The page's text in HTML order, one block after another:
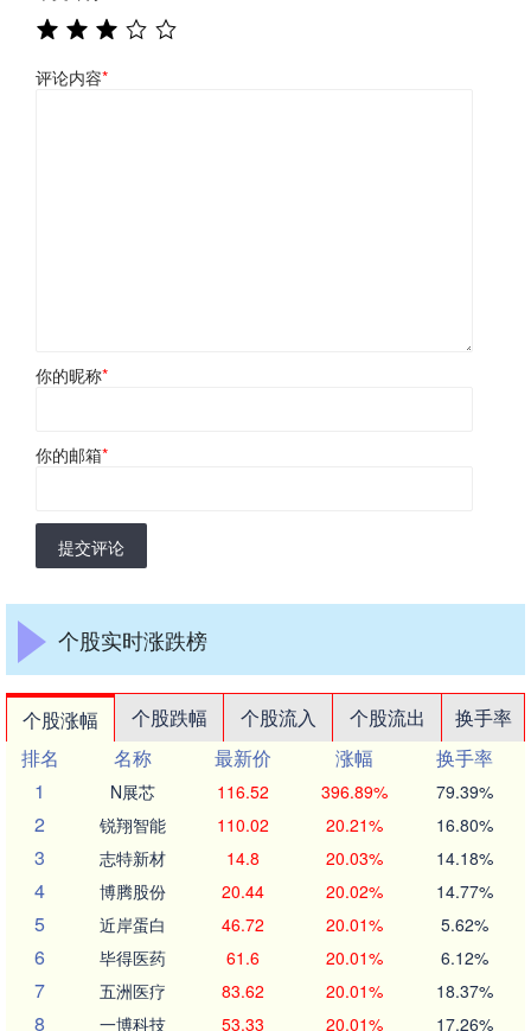
评论内容*
你的昵称*
你的邮箱*
提交评论
个股实时涨跌榜
个股涨幅 个股跌幅 个股流入 个股流出
换手率
排名
名称 最新价 涨幅
换手率
1
N展芯 116.52 396.89% 79.39%
2 锐翔智能 110.02 20.21% 16.80%
3 志特新材 14.8 20.03% 14.18%
4 博腾股份 20.44 20.02% 14.77%
5 近岸蛋白 46.72 20.01% 5.62%
6 毕得医药 61.6 20.01% 6.12%
7 五洲医疗 83.62 20.01% 18.37%
8 一博科技 53.33 20.01% 17.26%